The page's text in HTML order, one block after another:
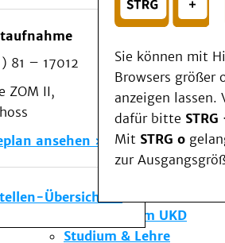
oder
Wählen Sie ein Thema für Ihren
81 – 17012
ZOM II,
ansehen
Übersicht
Sie können mit
Browsers größer
anzeigen lassen.
dafür bitte
Mit STRG o
zur
Patienten & Besucher
Kliniken/Institute/
Als Patient am UKD
Beratung und
Veranstaltungen
Kommunikation im
Notfall
Forschung & Lehre
Die Institute des UKD
Forschung am UKD
Studium & Lehre